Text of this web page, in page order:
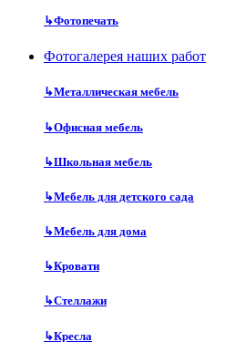
↳Фотопечать
Фотогалерея наших работ
↳Металлическая мебель
↳Офисная мебель
↳Школьная мебель
↳Мебель для детского сада
↳Мебель для дома
↳Кровати
↳Стеллажи
↳Кресла